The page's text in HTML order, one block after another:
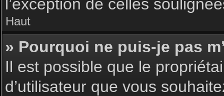
l’exception de celles
Haut
» Pourquoi ne puis-je pas
Il est possible que le
d’utilisateur que vous